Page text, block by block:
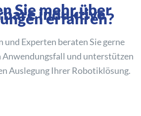
Sie mehr über
induktive
erfahren?
und Experten beraten Sie gerne
Anwendungsfall und unterstützen
Auslegung Ihrer Robotiklösung.